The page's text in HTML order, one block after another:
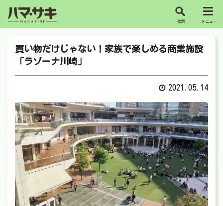
買い物だけじゃない！家族で楽しめる商業施設
「ラゾーナ川崎」
2021.05.14